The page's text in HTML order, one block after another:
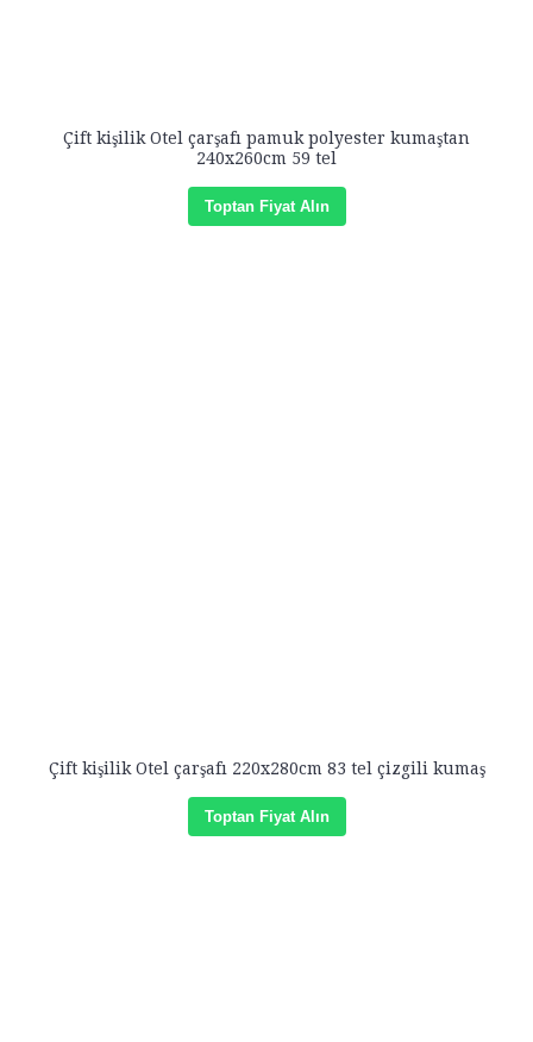
Çift kişilik Otel çarşafı pamuk polyester kumaştan
240x260cm 59 tel
Toptan Fiyat Alın
Çift kişilik Otel çarşafı 220x280cm 83 tel çizgili kumaş
Toptan Fiyat Alın